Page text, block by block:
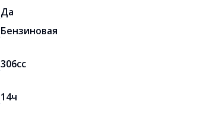
Да
Бензиновая
306cc
14ч